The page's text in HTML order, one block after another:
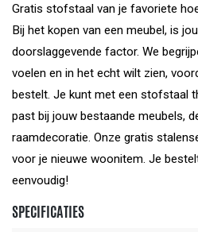
Gratis stofstaal van je favoriete
Bij het kopen van een meubel, is
doorslaggevende factor. We
voelen en in het echt wilt zien,
bestelt. Je kunt met een stofstaal
past bij jouw bestaande meubels,
raamdecoratie. Onze gratis
voor je nieuwe woonitem. Je
eenvoudig!
SPECIFICATIES